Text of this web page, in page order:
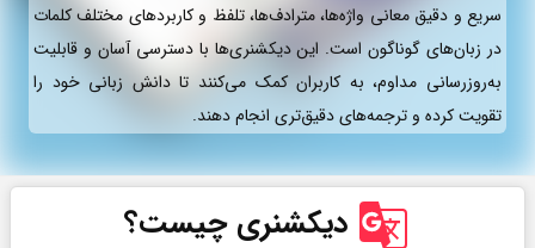
سریع و دقیق معانی واژه‌ها، مترادف‌ها، تلفظ و کاربردهای مختلف کلمات
در زبان‌های گوناگون است. این دیکشنری‌ها با دسترسی آسان و قابلیت
به‌روزرسانی مداوم، به کاربران کمک می‌کنند تا دانش زبانی خود را
تقویت کرده و ترجمه‌های دقیق‌تری انجام دهند.
دیکشنری چیست؟